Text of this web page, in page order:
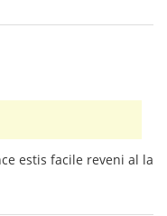
estis facile reveni al la